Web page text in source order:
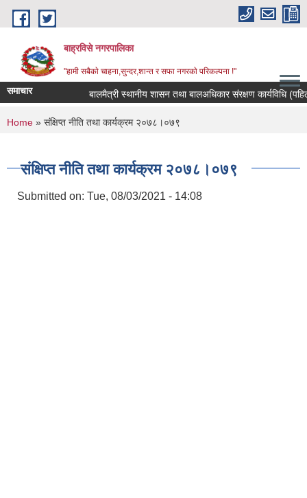
Skip to main content
बाह्रविसे नगरपालिका
"हामी सबैकाे चाहना,सुन्दर,शान्त र सफा नगरकाे परिकल्पना !"
समाचार बालमैत्री स्थानीय शासन तथा बालअधिकार संरक्षण कार्यविधि
You are here
Home » संक्षिप्त नीति तथा कार्यक्रम २०७८।०७९
संक्षिप्त नीति तथा कार्यक्रम २०७८।०७९
Submitted on: Tue, 08/03/2021 - 14:08